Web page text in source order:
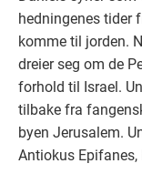
hedningenes tider
komme til jorden.
dreier seg om de
forhold til Israel.
tilbake fra
byen Jerusalem.
Antiokus